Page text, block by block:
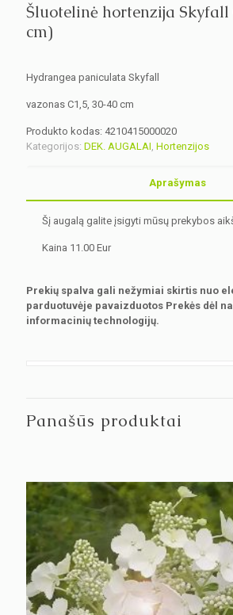
Šluotelinė hortenzija Skyfall
cm)
Hydrangea paniculata Skyfall
vazonas C1,5, 30-40 cm
Produkto kodas: 4210415000020
Kategorijos: DEK. AUGALAI Hortenzijos
Aprašymas
Šį augalą galite įsigyti mūsų prekybos
Kaina 11.00 Eur
Prekių spalva gali nežymiai skirtis nuo
parduotuvėje pavaizduotos Prekės dėl
informacinių technologijų.
Panašūs produktai